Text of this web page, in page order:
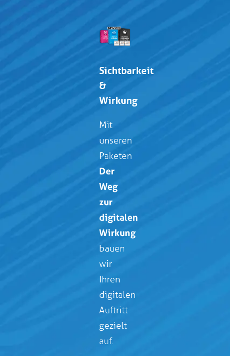
Sichtbarkeit
&
Wirkung
Mit
unseren
Paketen
Der
Weg
zur
digitalen
Wirkung
bauen
wir
Ihren
digitalen
Auftritt
gezielt
auf.